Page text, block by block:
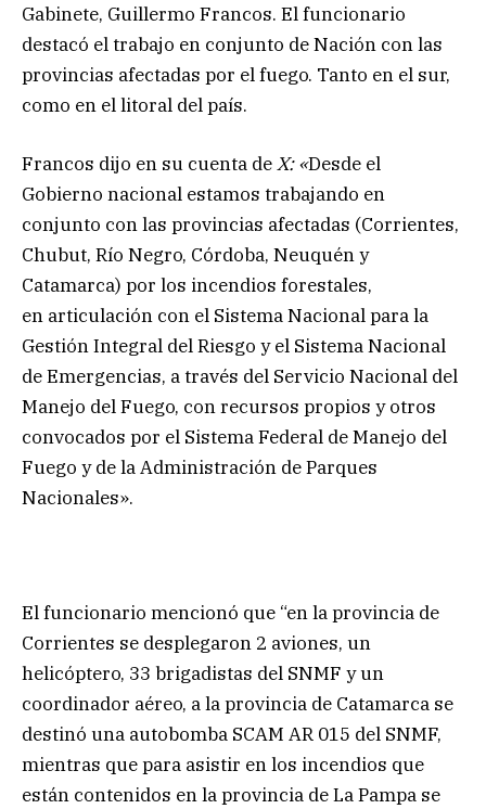
Gabinete, Guillermo Francos. El funcionario
destacó el trabajo en conjunto de Nación con las
provincias afectadas por el fuego. Tanto en el sur,
como en el litoral del país.
Francos dijo en su cuenta deX: «Desde el
Gobierno nacional estamos trabajando en
conjunto con las provincias afectadas (Corrientes,
Chubut, Río Negro, Córdoba, Neuquén y
Catamarca) por los incendios forestales,
en articulación con el Sistema Nacional para la
Gestión Integral del Riesgo y el Sistema Nacional
de Emergencias, a través del Servicio Nacional del
Manejo del Fuego, con recursos propios y otros
convocados por el Sistema Federal de Manejo del
Fuego y de la Administración de Parques
Nacionales».
El funcionario mencionó que “en la provincia de
Corrientes se desplegaron 2 aviones, un
helicóptero, 33 brigadistas del SNMF y un
coordinador aéreo, a la provincia de Catamarca se
destinó una autobomba SCAM AR 015 del SNMF,
mientras que para asistir en los incendios que
están contenidos en la provincia de La Pampa se